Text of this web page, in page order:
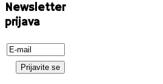
Newsletter
prijava